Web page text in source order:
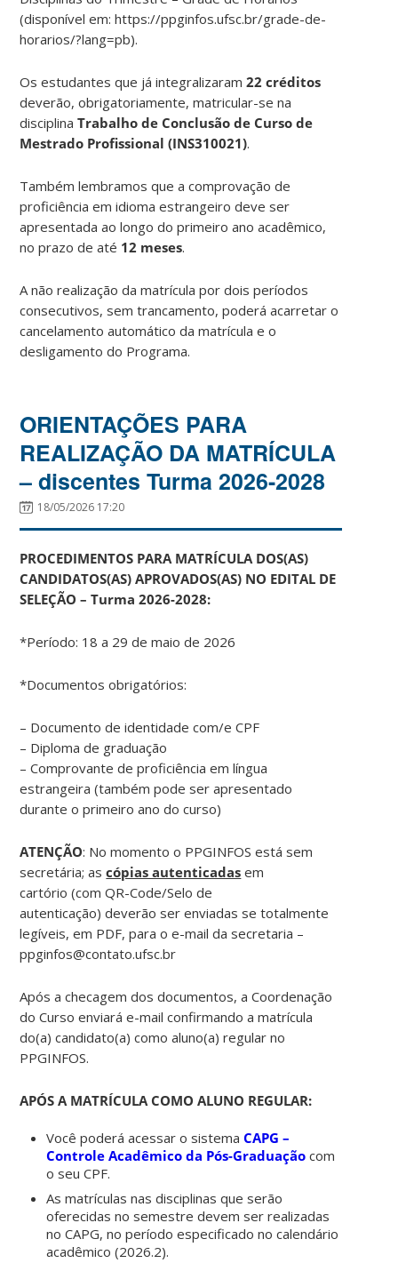
(disponível em: https://ppginfos.ufsc.br/grade-de-
horarios/?lang=pb).
Os estudantes que já integralizaram22 créditos
deverão, obrigatoriamente, matricular-se na
disciplinaTrabalho de Conclusão de Curso de
Mestrado Profissional (INS310021).
Também lembramos que a comprovação de
proficiência em idioma estrangeiro deve ser
apresentada ao longo do primeiro ano acadêmico,
no prazo de até 12 meses.
A não realização da matrícula por dois períodos
consecutivos, sem trancamento, poderá acarretar o
cancelamento automático da matrícula e o
desligamento do Programa.
ORIENTAÇÕES PARA
REALIZAÇÃO DA MATRÍCULA
– discentes Turma 2026-2028
18/05/2026 17:20
PROCEDIMENTOS PARA MATRÍCULA DOS(AS)
CANDIDATOS(AS) APROVADOS(AS) NO EDITAL DE
SELEÇÃO – Turma 2026-2028:
*Período: 18 a 29 de maio de 2026
*Documentos obrigatórios:
– Documento de identidade com/e CPF
– Diploma de graduação
– Comprovante de proficiência em língua
estrangeira (também pode ser apresentado
durante o primeiro ano do curso)
ATENÇÃO: No momento o PPGINFOS está sem
secretária; ascópias autenticadas em
cartório (com QR-Code/Selo de
autenticação) deverão ser enviadas se totalmente
legíveis, em PDF, para o e-mail da secretaria –
ppginfos@contato.ufsc.br
Após a checagem dos documentos, a Coordenação
do Curso enviará e-mail confirmando a matrícula
do(a) candidato(a) como aluno(a) regular no
PPGINFOS.
APÓS A MATRÍCULA COMO ALUNO REGULAR:
Você poderá acessar o sistemaCAPG –
Controle Acadêmico da Pós-Graduação com
o seu CPF.
As matrículas nas disciplinas que serão
oferecidas no semestre devem ser realizadas
no CAPG, no período especificado no calendário
acadêmico (2026.2).